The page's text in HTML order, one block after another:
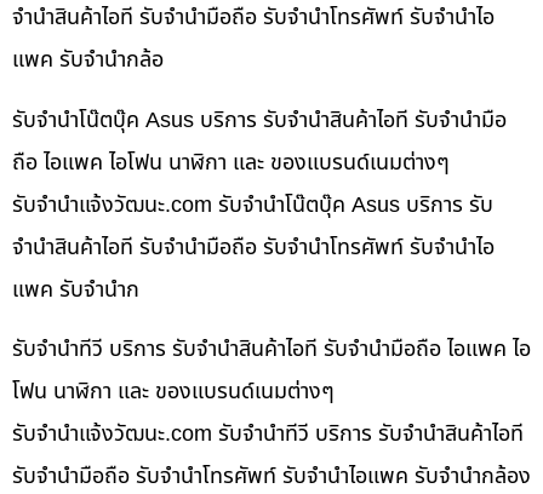
จำนำสินค้าไอที รับจำนำมือถือ รับจำนำโทรศัพท์ รับจำนำไอ
แพค รับจำนำกล้อ
รับจำนำโน๊ตบุ๊ค Asus บริการ รับจำนำสินค้าไอที รับจำนำมือ
ถือ ไอแพค ไอโฟน นาฬิกา และ ของแบรนด์เนมต่างๆ
รับจํานําแจ้งวัฒนะ.com รับจำนำโน๊ตบุ๊ค Asus บริการ รับ
จำนำสินค้าไอที รับจำนำมือถือ รับจำนำโทรศัพท์ รับจำนำไอ
แพค รับจำนำก
รับจำนำทีวี บริการ รับจำนำสินค้าไอที รับจำนำมือถือ ไอแพค ไอ
โฟน นาฬิกา และ ของแบรนด์เนมต่างๆ
รับจํานําแจ้งวัฒนะ.com รับจำนำทีวี บริการ รับจำนำสินค้าไอที
รับจำนำมือถือ รับจำนำโทรศัพท์ รับจำนำไอแพค รับจำนำกล้อง